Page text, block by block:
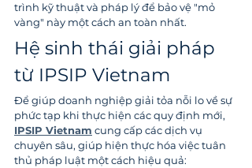
trình kỹ thuật và pháp lý để bảo vệ "mỏ
vàng" này một cách an toàn nhất.
Hệ sinh thái giải pháp
từ IPSIP Vietnam
Để giúp doanh nghiệp giải tỏa nỗi lo về sự
phức tạp khi thực hiện các quy định mới,
IPSIP Vietnam cung cấp các dịch vụ
chuyên sâu, giúp hiện thực hóa việc tuân
thủ pháp luật một cách hiệu quả: